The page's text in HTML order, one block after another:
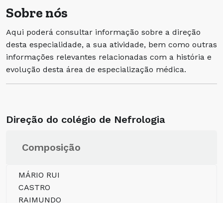
Sobre nós
Aqui poderá consultar informação sobre a direção
desta especialidade, a sua atividade, bem como outras
informações relevantes relacionadas com a história e
evolução desta área de especialização médica.
Direção do colégio de Nefrologia
Composição
MÁRIO RUI
CASTRO
RAIMUNDO